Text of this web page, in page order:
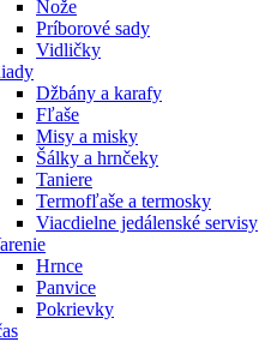
Nože
Príborové sady
Vidličky
Džbány a karafy
Fľaše
Misy a misky
Šálky a hrnčeky
Taniere
Termofľaše a termosky
Viacdielne jedálenské servisy
Hrnce
Panvice
Pokrievky